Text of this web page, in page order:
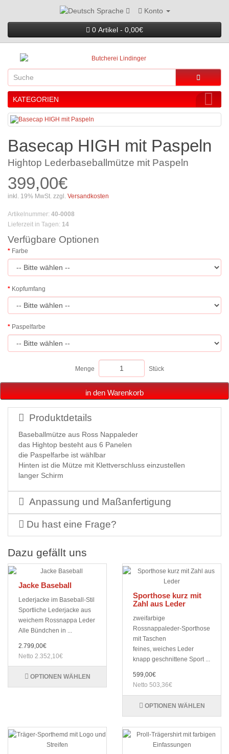
Sprache Konto
0 Artikel - 0,00€
KATEGORIEN
Basecap HIGH mit Paspeln
Hightop Lederbaseballmütze mit Paspeln
399,00€
inkl. 19% MwSt. zzgl. Versandkosten
Artikelnummer: 40-0008
Lieferzeit in Tagen: 14
Verfügbare Optionen
Farbe
Kopfumfang
Paspelfarbe
Menge Stück
in den Warenkorb
Produktdetails
Baseballmütze aus Ross Nappaleder
das Hightop besteht aus 6 Panelen
die Paspelfarbe ist wählbar
Hinten ist die Mütze mit Klettverschluss einzustellen
langer Schirm
Anpassung und Maßanfertigung
Du hast eine Frage?
Dazu gefällt uns
Jacke Baseball
Lederjacke im Baseball-Stil
Sportliche Lederjacke aus
weichem Rossnappa Leder
Alle Bündchen in ...
2.799,00€
Netto 2.352,10€
OPTIONEN WÄHLEN
Sporthose kurz mit
Zahl aus Leder
zweifarbige
Rossnappaleder-Sporthose
mit Taschen
feines, weiches Leder
knapp geschnittene Sport ...
599,00€
Netto 503,36€
OPTIONEN WÄHLEN